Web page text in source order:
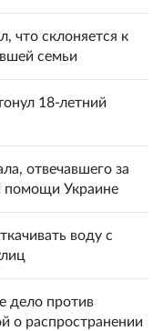
что склоняется к
семьи
18-летний
отвечавшего за
помощи Украине
воду с
дело против
о распространении